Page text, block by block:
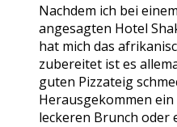
Nachdem ich bei
angesagten Hotel
hat mich das
zubereitet ist es
guten Pizzateig
Herausgekommen
leckeren Brunch oder